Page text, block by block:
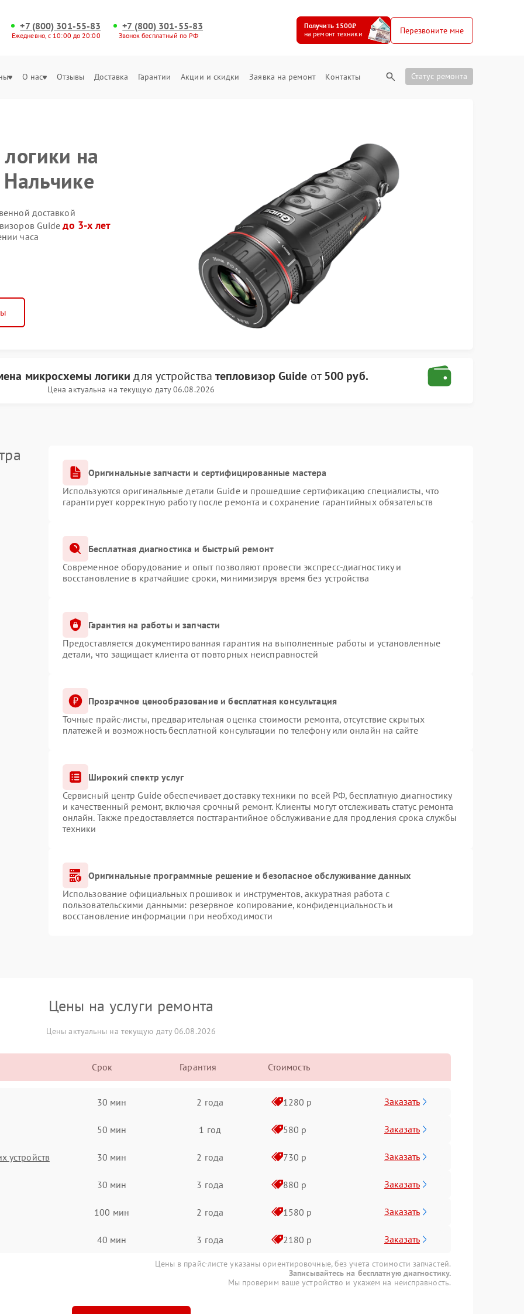
+7 (800) 301-55-83
Ежедневно, с 10:00 до 20:00
+7 (800) 301-55-83
Звонок бесплатный по РФ
Получить 1500₽
на ремонт техники
Перезвоните мне
О нас Отзывы Доставка Гарантии Акции и скидки Заявка на ремонт Контакты Статус ремонта
на
доставкой
Guideдо 3-х лет
часа
микросхемы логики для устройства тепловизор Guide от500 руб.
Цена актуальна на текущую дату 06.08.2026
Оригинальные запчасти и сертифицированные мастера
Используются оригинальные детали Guide и прошедшие сертификацию специалисты, что
гарантирует корректную работу после ремонта и сохранение гарантийных обязательств
Бесплатная диагностика и быстрый ремонт
Современное оборудование и опыт позволяют провести экспресс-диагностику и
восстановление в кратчайшие сроки, минимизируя время без устройства
Гарантия на работы и запчасти
Предоставляется документированная гарантия на выполненные работы и установленные
детали, что защищает клиента от повторных неисправностей
Прозрачное ценообразование и бесплатная консультация
Точные прайс-листы, предварительная оценка стоимости ремонта, отсутствие скрытых
платежей и возможность бесплатной консультации по телефону или онлайн на сайте
Широкий спектр услуг
Сервисный центр Guide обеспечивает доставку техники по всей РФ, бесплатную диагностику
и качественный ремонт, включая срочный ремонт. Клиенты могут отслеживать статус ремонта
онлайн. Также предоставляется постгарантийное обслуживание для продления срока службы
техники
Оригинальные программные решение и безопасное обслуживание данных
Использование официальных прошивок и инструментов, аккуратная работа с
пользовательскими данными: резервное копирование, конфиденциальность и
восстановление информации при необходимости
Цены на услуги ремонта
Цены актуальны на текущую дату 06.08.2026
Срок Гарантия Стоимость
30 мин 2 года 1280 р Заказать
50 мин 1 год 580 р Заказать
устройств 30 мин 2 года 730 р Заказать
30 мин 3 года 880 р Заказать
100 мин 2 года 1580 р Заказать
40 мин 3 года 2180 р Заказать
Цены в прайс-листе указаны ориентировочные, без учета стоимости запчастей.
Записывайтесь на бесплатную диагностику.
Мы проверим ваше устройство и укажем на неисправность.